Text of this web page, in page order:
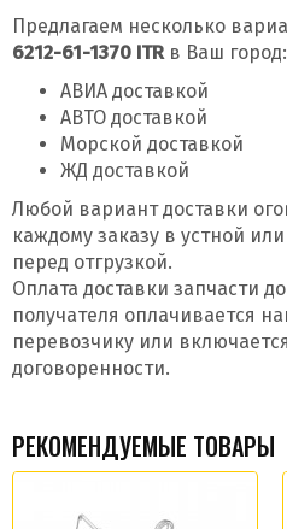
Предлагаем несколько
6212-61-1370 ITRв Ваш город:
АВИА доставкой
АВТО доставкой
Морской доставкой
ЖД доставкой
Любой вариант доставки
каждому заказу в устной
перед отгрузкой.
Оплата доставки запчасти
получателя оплачивается
перевозчику или
договоренности.
РЕКОМЕНДУЕМЫЕ ТОВАРЫ